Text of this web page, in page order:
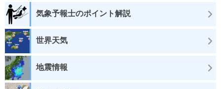
気象予報士のポイント解説
世界天気
地震情報